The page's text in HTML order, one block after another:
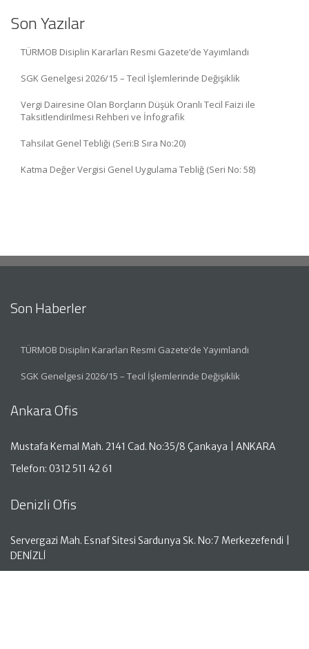
Son Yazılar
TÜRMOB Disiplin Kararları Resmi Gazete’de Yayımlandı
SGK Genelgesi 2026/15 – Tecil İşlemlerinde Değişiklik
Vergi Dairesine Olan Borçların Düşük Oranlı Tecil Faizi ile
Taksitlendirilmesi Rehberi ve İnfografik
Tahsilat Genel Tebliği (Seri:B Sıra No:20)
Katma Değer Vergisi Genel Uygulama Tebliğ (Seri No: 58)
Son Haberler
TÜRMOB Disiplin Kararları Resmi Gazete’de Yayımlandı
SGK Genelgesi 2026/15 – Tecil İşlemlerinde Değişiklik
Ankara Ofis
Mustafa Kemal Mah. 2141 Cad. No:35/8 Çankaya | ANKARA
Telefon: 0312 511 42 61
Denizli Ofis
Servergazi Mah. Esnaf Sitesi Sardunya Sk. No:7 Merkezefendi |
DENİZLİ